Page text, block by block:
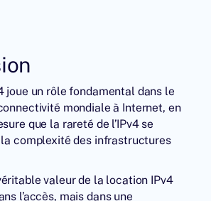
joue un rôle fondamental dans le
mondiale à Internet, en
que la rareté de l’IPv4 se
complexité des infrastructures
valeur de la location IPv4
l’accès, mais dans une